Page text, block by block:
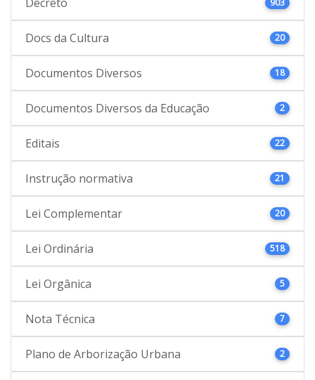
Docs da Cultura 20
Documentos Diversos 18
Documentos Diversos da Educação 2
Editais 22
Instrução normativa 21
Lei Complementar 20
Lei Ordinária 518
Lei Orgânica 5
Nota Técnica 7
Plano de Arborização Urbana 2